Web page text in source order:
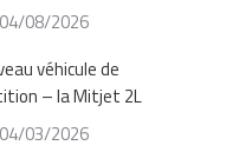
04/08/2026
véhicule de
– la Mitjet 2L
04/03/2026